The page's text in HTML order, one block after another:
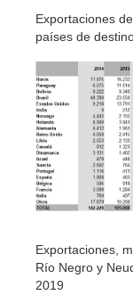
Exportaciones
países de
Exportaciones,
Río Negro y
2019